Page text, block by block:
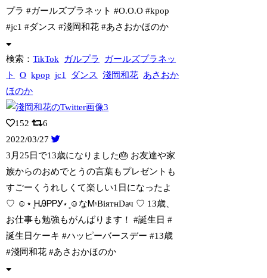
プラ #ガールズプラネット #O.O.O #kpop
#jc1 #ダンス #淺岡和花 #あさおかほのか
検索：TikTok ガルプラ
ガールズプラネッ
ト
O kpop jc1 ダンス 淺岡和花 あさおか
ほのか
152
6
2022/03/27
3月25日で13歳になりました🎂 お友達や家
族からのおめでとうの言葉もプレゼント も
すごーくうれしくて楽しい1日になったよ
♡ ☺︎⋆ ͙ᎻᎯᏢᏢᎩ⋆ ͙☺︎なᎷᵞΒiятнDач ♡ 13歳、
お仕事も勉強もがんばります！ #誕生日 #
誕生日ケーキ #ハッピーバースデー #13歳
#淺岡和花 #あさおかほのか